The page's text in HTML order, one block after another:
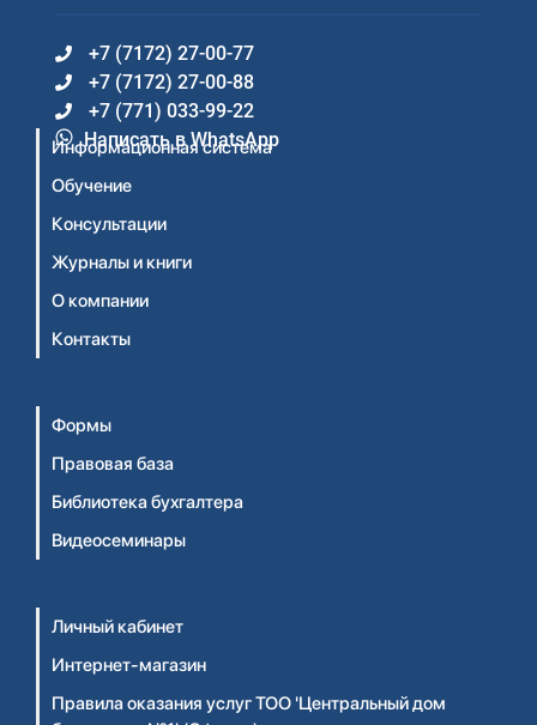
+7 (7172) 27-00-77
+7 (7172) 27-00-88
+7 (771) 033-99-22
Написать в WhatsApp
Информационная система
Обучение
Консультации
Журналы и книги
О компании
Контакты
Формы
Правовая база
Библиотека бухгалтера
Видеосеминары
Личный кабинет
Интернет-магазин
Правила оказания услуг ТОО 'Центральный дом